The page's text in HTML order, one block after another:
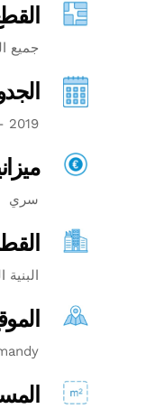
جميع
2019 - 2020
سري
البنية